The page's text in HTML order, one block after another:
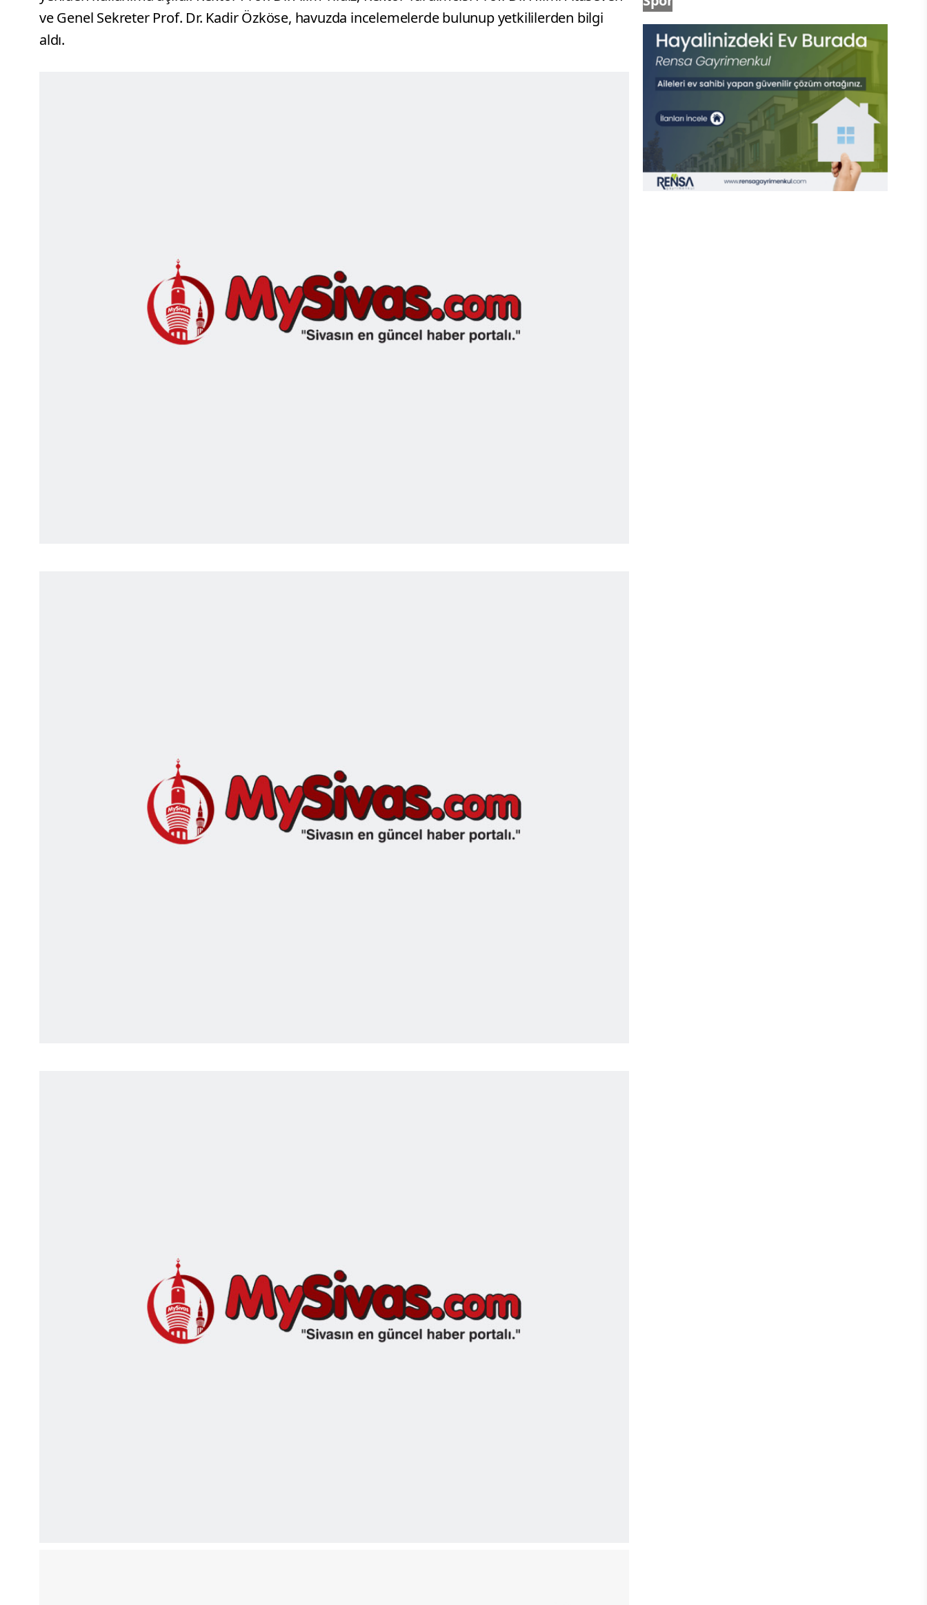
ve Genel Sekreter Prof. Dr. Kadir Özköse, havuzda incelemelerde bulunup yetkililerden bilgi
aldı.